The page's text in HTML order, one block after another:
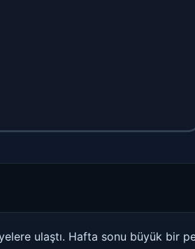
ulaştı. Hafta sonu büyük